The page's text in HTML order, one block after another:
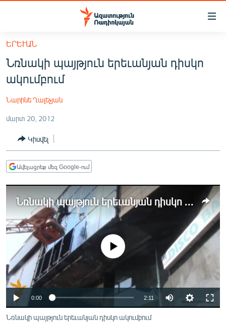
Մատչելիության
հիմնական
բովանդակությանը
Անցնել
հիմնական
մենյուին
ՀԱՅԱՍՏԱՆ
ՔԱՂԱՔԱԿԱՆ
ԸՆՏՐՈՒԹՅՈՒՆՆԵՐ 2026
ԻՐԱՎՈՒՆՔ
ՀԱՍԱՐԱԿՈՒԹՅՈՒՆ
ՏՆՏԵՍՈՒԹՅՈՒՆ
ՊԱՏԵՐԱԶՄԻ 6 ՇԱԲԱԹՆԵՐԸ
ՏԱՐԱԾԱՇՐՋԱՆ
ՄԻՋԱԶԳԱՅԻՆ
ՄՇԱԿՈՒՅԹ
ՍՊՈՐՏ
ՄԵԿՆԱԲԱՆՈՒԹՅՈՒՆ
ՏՏ ԵՒ ԻՆՏԵՐՆԵՏ
ԵՐԵՒԱՆ
Նռնակի պայթյուն երեւանյան դիսկո
ակումբում
Նարինե Ղալեչյան
մարտ 20, 2012
Կիսվել
Ավելացրեք մեզ Google-ում
Նռնակի պայթյուն երեւանյան դիսկո ակումբում
No media source currently available
0:00 2:11
Նռնակի պայթյուն երեւանյան դիսկո ակումբում